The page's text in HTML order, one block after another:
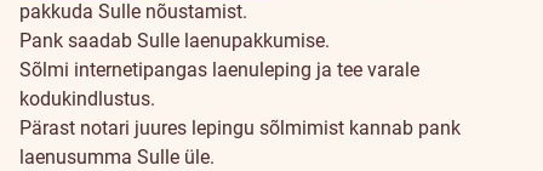
pakkuda Sulle nõustamist.
Pank saadab Sulle laenupakkumise.
Sõlmi internetipangas laenuleping ja tee varale
kodukindlustus.
Pärast notari juures lepingu sõlmimist kannab pank
laenusumma Sulle üle.